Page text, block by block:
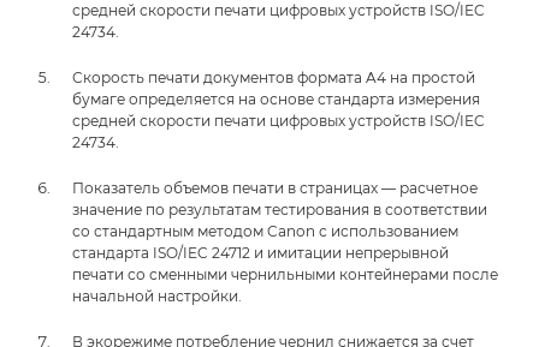
средней скорости печати цифровых устройств ISO/IEC
24734.
Скорость печати документов формата A4 на простой
бумаге определяется на основе стандарта измерения
средней скорости печати цифровых устройств ISO/IEC
24734.
Показатель объемов печати в страницах — расчетное
значение по результатам тестирования в соответствии
со стандартным методом Canon с использованием
стандарта ISO/IEC 24712 и имитации непрерывной
печати со сменными чернильными контейнерами после
начальной настройки.
В экорежиме потребление чернил снижается за счет